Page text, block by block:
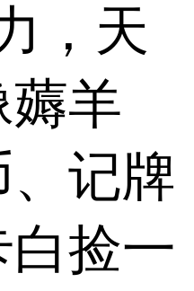
，天
薅羊
记牌
捡一